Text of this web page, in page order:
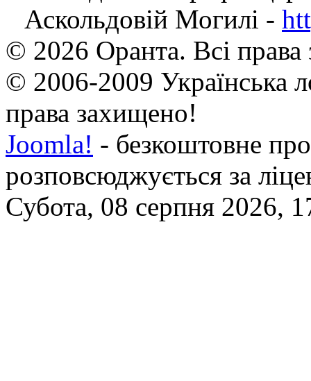
Аскольдовій Могилі -
© 2026 Оранта. Всі
© 2006-2009 Українська
права захищено!
Joomla! - безкоштовне
розповсюджується за
Субота, 08 серпня 2026,